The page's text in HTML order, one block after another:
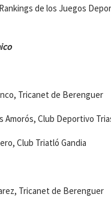
de los Juegos
Tricanet de Berenguer
Amorós, Club Deportivo
Club Triatló Gandia
Tricanet de Berenguer